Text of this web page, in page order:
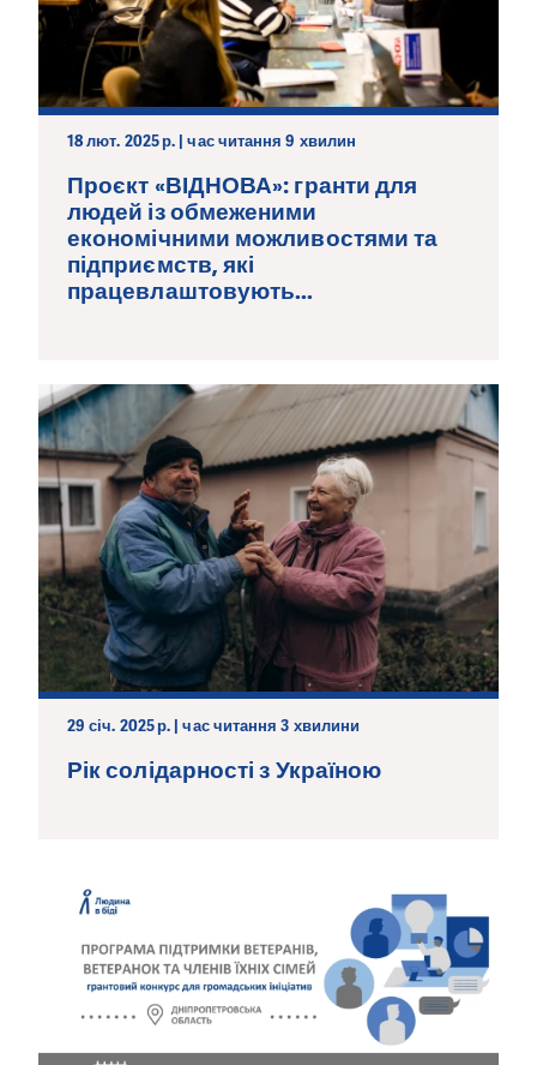
18 лют. 2025 р. | час читання 9 хвилин
Проєкт «ВІДНОВА»: гранти для
людей із обмеженими
економічними можливостями та
підприємств, які
працевлаштовують...
29 січ. 2025 р. | час читання 3 хвилини
Рік солідарності з Україною